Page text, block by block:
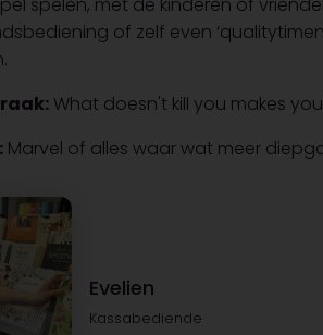
spelen, met de kinderen of
of zelf even
What doesn't kill you makes
Marvel of alles waar wat meer
Evelien
Kassabediende